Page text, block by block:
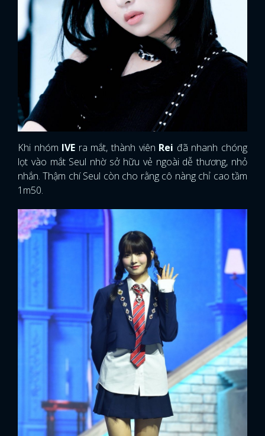
x
ĐĂNG NHẬP
Khi nhóm IVE ra mắt, thành viên Rei đã nhanh chóng
lọt vào mắt Seul nhờ sở hữu vẻ ngoài dễ thương, nhỏ
nhắn. Thậm chí Seul còn cho rằng cô nàng chỉ cao tầm
1m50.